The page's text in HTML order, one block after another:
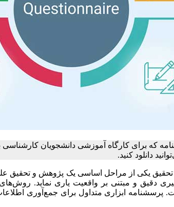
که برای کارگاه آموزشی دانشجویان
تحقیق یکی از مراحل اساسی یک پژوهش و تحقیق
دقیق و مبتنی بر واقعیت یاری نماید.
پرسشنامه ابزاری متداول برای جمع‌آوری